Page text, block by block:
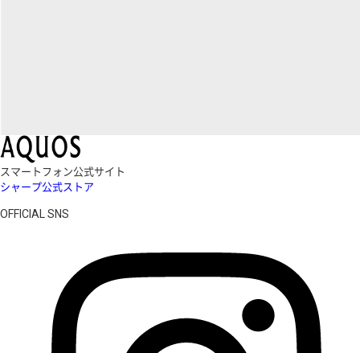
スマートフォン公式サイト
シャープ公式ストア
OFFICIAL SNS